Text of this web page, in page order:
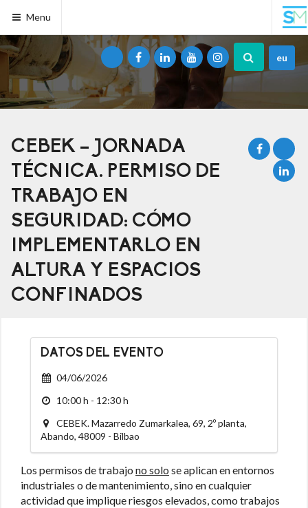
Menu
eu
CEBEK – JORNADA
TÉCNICA. PERMISO DE
TRABAJO EN
SEGURIDAD: CÓMO
IMPLEMENTARLO EN
ALTURA Y ESPACIOS
CONFINADOS
DATOS DEL EVENTO
04/06/2026
10:00 h - 12:30 h
CEBEK. Mazarredo Zumarkalea, 69, 2º planta,
Abando, 48009 - Bilbao
Los permisos de trabajo no solo se aplican en entornos
industriales o de mantenimiento, sino en cualquier
actividad que implique riesgos elevados, como trabajos